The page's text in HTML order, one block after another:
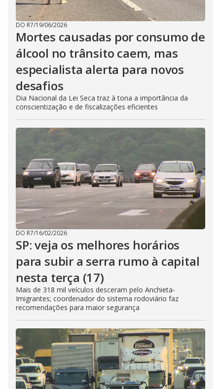
DO R7/19/06/2026
Mortes causadas por consumo de
álcool no trânsito caem, mas
especialista alerta para novos
desafios
Dia Nacional da Lei Seca traz à tona a importância da
conscientização e de fiscalizações eficientes
DO R7/16/02/2026
SP: veja os melhores horários
para subir a serra rumo à capital
nesta terça (17)
Mais de 318 mil veículos desceram pelo Anchieta-
Imigrantes; coordenador do sistema rodoviário faz
recomendações para maior segurança